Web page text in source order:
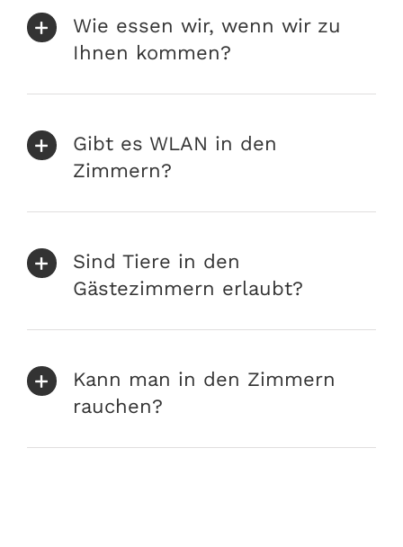
Wie essen wir, wenn wir zu
Ihnen kommen?
Gibt es WLAN in den
Zimmern?
Sind Tiere in den
Gästezimmern erlaubt?
Kann man in den Zimmern
rauchen?